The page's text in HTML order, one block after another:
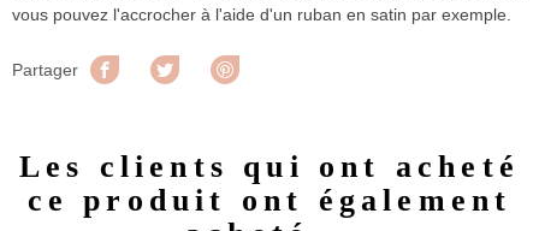
vous pouvez l'accrocher à l'aide d'un ruban en satin par exemple.
Partager Partager Tweet
Les clients qui ont acheté
ce produit ont également